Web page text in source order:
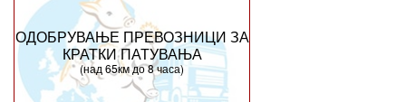
ОДОБРУВАЊЕ ПРЕВОЗНИЦИ ЗА
КРАТКИ ПАТУВАЊА
(над 65км до 8 часа)